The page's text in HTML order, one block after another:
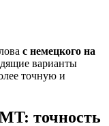
с немецкого на
варианты
точную и
точность